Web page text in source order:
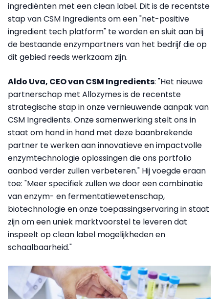
ingrediënten met een clean label. Dit is de recentste
stap van CSM Ingredients om een "net-positive
ingredient tech platform" te worden en sluit aan bij
de bestaande enzympartners van het bedrijf die op
dit gebied reeds werkzaam zijn.
Aldo Uva, CEO van CSM Ingredients: "Het nieuwe
partnerschap met Allozymes is de recentste
strategische stap in onze vernieuwende aanpak van
CSM Ingredients. Onze samenwerking stelt ons in
staat om hand in hand met deze baanbrekende
partner te werken aan innovatieve en impactvolle
enzymtechnologie oplossingen die ons portfolio
aanbod verder zullen verbeteren." Hij voegde eraan
toe: "Meer specifiek zullen we door een combinatie
van enzym- en fermentatiewetenschap,
biotechnologie en onze toepassingservaring in staat
zijn om een uniek marktvoorstel te leveren dat
inspeelt op clean label mogelijkheden en
schaalbaarheid."